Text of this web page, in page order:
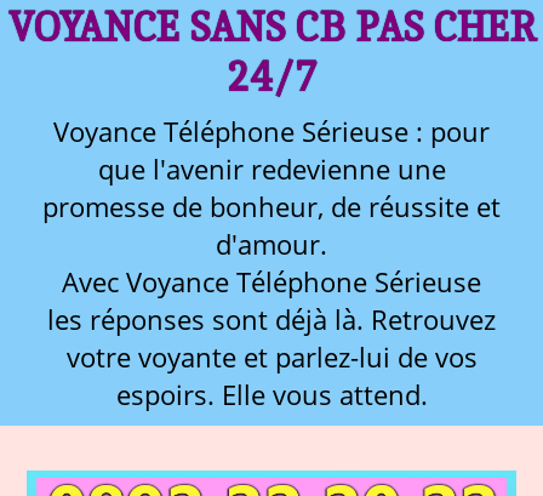
VOYANCE SANS CB PAS CHER
24/7
Voyance Téléphone Sérieuse : pour
que l'avenir redevienne une
promesse de bonheur, de réussite et
d'amour.
Avec Voyance Téléphone Sérieuse
les réponses sont déjà là. Retrouvez
votre voyante et parlez-lui de vos
espoirs. Elle vous attend.